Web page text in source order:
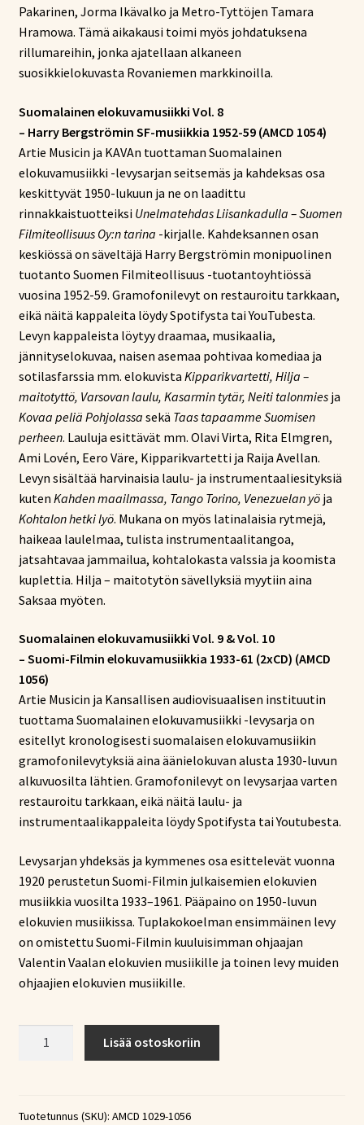
Pakarinen, Jorma Ikävalko ja Metro-Tyttöjen Tamara
Hramowa. Tämä aikakausi toimi myös johdatuksena
rillumareihin, jonka ajatellaan alkaneen
suosikkielokuvasta Rovaniemen markkinoilla.
Suomalainen elokuvamusiikki Vol. 8
– Harry Bergströmin SF-musiikkia 1952-59 (AMCD 1054)
Artie Musicin ja KAVAn tuottaman Suomalainen
elokuvamusiikki -levysarjan seitsemäs ja kahdeksas osa
keskittyvät 1950-lukuun ja ne on laadittu
rinnakkaistuotteiksi Unelmatehdas Liisankadulla – Suomen
Filmiteollisuus Oy:n tarina -kirjalle. Kahdeksannen osan
keskiössä on säveltäjä Harry Bergströmin monipuolinen
tuotanto Suomen Filmiteollisuus -tuotantoyhtiössä
vuosina 1952-59. Gramofonilevyt on restauroitu tarkkaan,
eikä näitä kappaleita löydy Spotifysta tai YouTubesta.
Levyn kappaleista löytyy draamaa, musikaalia,
jännityselokuvaa, naisen asemaa pohtivaa komediaa ja
sotilasfarssia mm. elokuvista Kipparikvartetti, Hilja –
maitotyttö, Varsovan laulu, Kasarmin tytär, Neiti talonmiesja
Kovaa peliä Pohjolassa sekä Taas tapaamme Suomisen
perheen. Lauluja esittävät mm. Olavi Virta, Rita Elmgren,
Ami Lovén, Eero Väre, Kipparikvartetti ja Raija Avellan.
Levyn sisältää harvinaisia laulu- ja instrumentaaliesityksiä
kuten Kahden maailmassa, Tango Torino, Venezuelan yöja
Kohtalon hetki lyö. Mukana on myös latinalaisia rytmejä,
haikeaa laulelmaa, tulista instrumentaalitangoa,
jatsahtavaa jammailua, kohtalokasta valssia ja koomista
kuplettia. Hilja – maitotytön sävellyksiä myytiin aina
Saksaa myöten.
Suomalainen elokuvamusiikki Vol. 9 & Vol. 10
– Suomi-Filmin elokuvamusiikkia 1933-61 (2xCD) (AMCD
1056)
Artie Musicin ja Kansallisen audiovisuaalisen instituutin
tuottama Suomalainen elokuvamusiikki -levysarja on
esitellyt kronologisesti suomalaisen elokuvamusiikin
gramofonilevytyksiä aina äänielokuvan alusta 1930-luvun
alkuvuosilta lähtien. Gramofonilevyt on levysarjaa varten
restauroitu tarkkaan, eikä näitä laulu- ja
instrumentaalikappaleita löydy Spotifysta tai Youtubesta.
Levysarjan yhdeksäs ja kymmenes osa esittelevät vuonna
1920 perustetun Suomi-Filmin julkaisemien elokuvien
musiikkia vuosilta 1933–1961. Pääpaino on 1950-luvun
elokuvien musiikissa. Tuplakokoelman ensimmäinen levy
on omistettu Suomi-Filmin kuuluisimman ohjaajan
Valentin Vaalan elokuvien musiikille ja toinen levy muiden
ohjaajien elokuvien musiikille.
10xCD
Lisää ostoskoriin
Tuotetunnus (SKU): AMCD 1029-1056